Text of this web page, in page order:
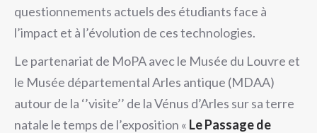
questionnements actuels des étudiants face à
l’impact et à l’évolution de ces technologies.
Le partenariat de MoPA avec le Musée du Louvre et
le Musée départemental Arles antique (MDAA)
autour de la ‘’visite’’ de la Vénus d’Arles sur sa terre
natale le temps de l’exposition « Le Passage de